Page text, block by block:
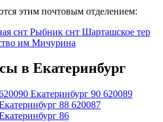
этим почтовым отделением:
снт Рыбник снт Шарташское тер
им Мичурина
в Екатеринбург
Екатеринбург 90 620089
88 620087
86